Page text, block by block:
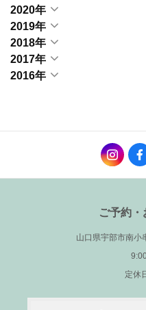
2020年
2019年
2018年
2017年
2016年
ご予約
山口県宇部市南小
定休